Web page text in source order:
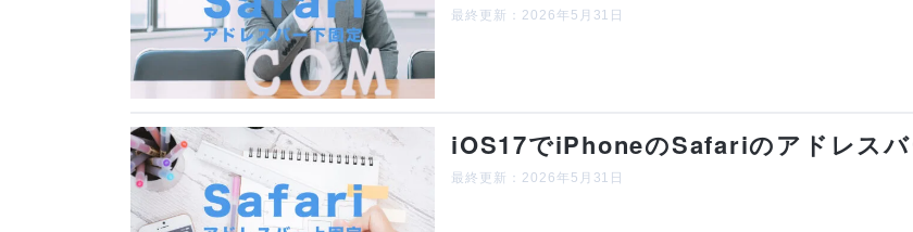
最終更新：2026年5月31日
iOS17でiPhoneのSafariのアドレスバ
最終更新：2026年5月31日